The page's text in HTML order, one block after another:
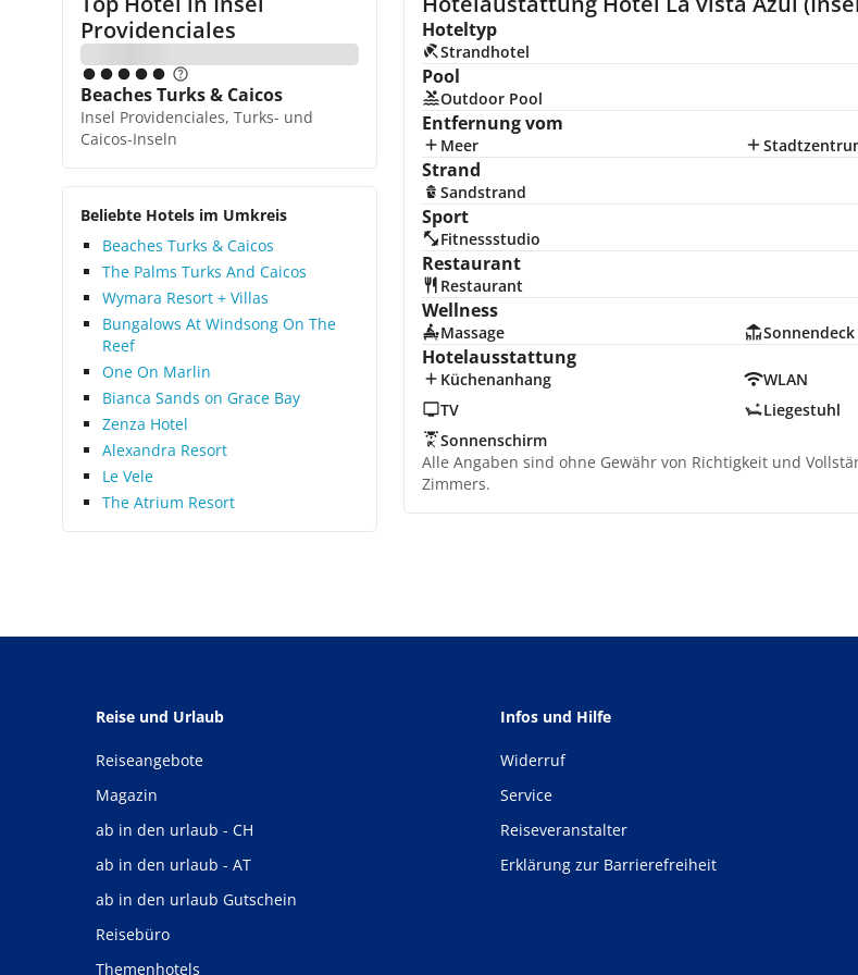
Providenciales
Beaches Turks & Caicos
Insel Providenciales, Turks- und
Caicos-Inseln
Beliebte Hotels im Umkreis
Beaches Turks & Caicos
The Palms Turks And Caicos
Wymara Resort + Villas
Bungalows At Windsong On The
Reef
One On Marlin
Bianca Sands on Grace Bay
Zenza Hotel
Alexandra Resort
Le Vele
The Atrium Resort
Hoteltyp
Strandhotel
Pool
Outdoor Pool
Entfernung vom
Meer
Strand
Sandstrand
Sport
Fitnessstudio
Restaurant
Restaurant
Wellness
Massage Sonnendeck
Hotelausstattung
Küchenanhang WLAN
TV
Liegestuhl
Sonnenschirm
Alle Angaben sind ohne Gewähr von Richtigkeit und
Zimmers.
Reise und Urlaub
Reiseangebote
Magazin
ab in den urlaub - CH
ab in den urlaub - AT
ab in den urlaub Gutschein
Reisebüro
Themenhotels
Infos und Hilfe
Widerruf
Service
Reiseveranstalter
Erklärung zur Barrierefreiheit